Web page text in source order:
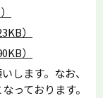
）
）
します。なお、
っております。